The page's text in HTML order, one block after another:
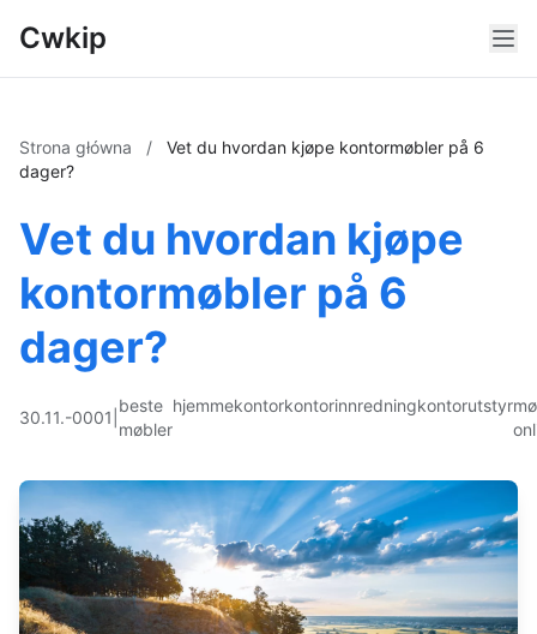
Cwkip
Strona główna /
Vet du hvordan kjøpe kontormøbler på 6
dager?
Vet du hvordan kjøpe
kontormøbler på 6
dager?
30.11.-0001
beste
møbler
hjemmekontorkontorinnredningkontorutstyr